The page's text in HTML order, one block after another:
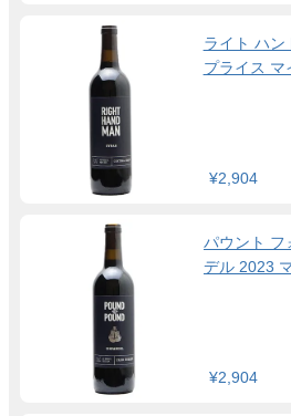
ライト ハン
プライス マ
¥2,904
パウント フ
デル 2023
¥2,904